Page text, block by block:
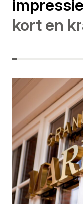
kort en